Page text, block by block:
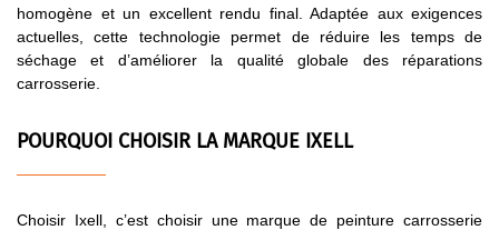
homogène et un excellent rendu final. Adaptée aux exigences
actuelles, cette technologie permet de réduire les temps de
séchage et d’améliorer la qualité globale des réparations
carrosserie.
POURQUOI CHOISIR LA MARQUE IXELL
Choisir Ixell, c’est choisir une marque de peinture carrosserie